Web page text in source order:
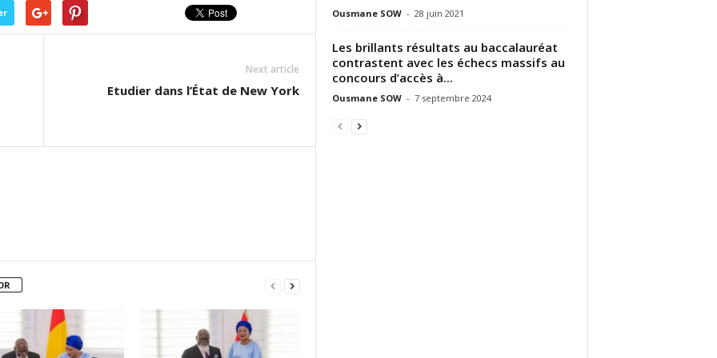
Next article
Etudier dans l’État de New York
Ousmane SOW - 28 juin 2021
Les brillants résultats au baccalauréat
contrastent avec les échecs massifs au
concours d’accès à...
Ousmane SOW - 7 septembre 2024